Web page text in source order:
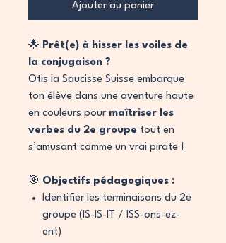
Ajouter au panier
🌟 Prêt(e) à hisser les voiles de
la conjugaison ?
Otis la Saucisse Suisse embarque
ton élève dans une aventure haute
en couleurs pour maîtriser les
verbes du 2e groupe tout en
s’amusant comme un vrai pirate !
🎯 Objectifs pédagogiques :
Identifier les terminaisons du 2e
groupe (IS-IS-IT / ISS-ons-ez-
ent)